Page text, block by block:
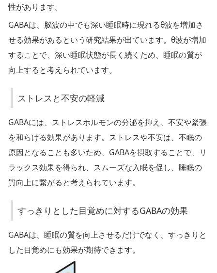
イ
ク
ル
へ
の
響
ス
ト
レ
ス
不
の
軽
性があります。
GABAは、脳波の中でも深い睡眠時に現れるθ波を増加さ
せる効果があるという研究結果が出ています。θ波が増加
することで、深い睡眠状態が長く続くため、睡眠の質が
向上すると考えられています。
ストレスと不安の軽減
GABAには、ストレスホルモンの分泌を抑え、不安や緊張
を和らげる効果があります。ストレスや不安は、不眠の
原因となることも多いため、GABAを摂取することで、リ
ラックス効果を得られ、スムーズな入眠を促し、睡眠の
質向上に繋がると考えられています。
すっきりとした目覚めに対するGABAの効果
GABAは、睡眠の質を向上させるだけでなく、すっきりと
した目覚めにも効果が期待できます。